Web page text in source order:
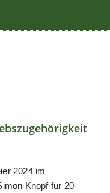
2024 im
Knopf für 20-